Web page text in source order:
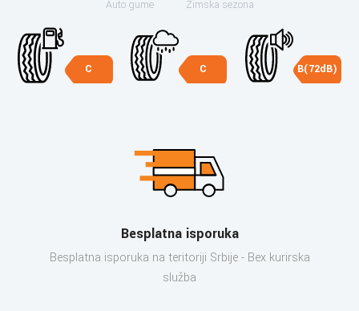
Auto gume Zimska sezona
C C B(72dB)
Besplatna isporuka
Besplatna isporuka na teritoriji Srbije - Bex kurirska
služba